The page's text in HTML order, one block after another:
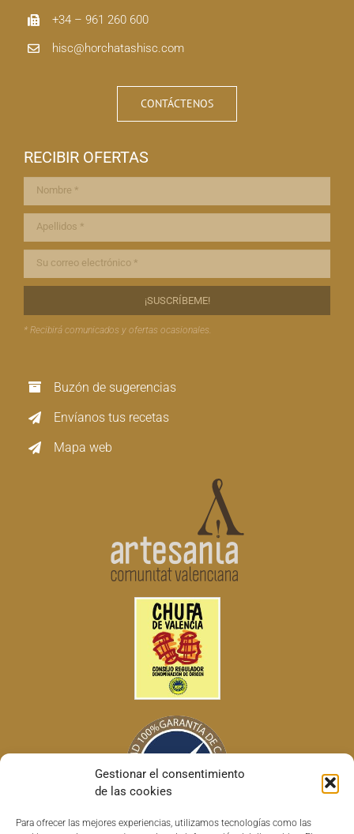
Gestionar el consentimiento
de las cookies
Para ofrecer las mejores experiencias, utilizamos tecnologías como las
+34 – 961 260 600
hisc@horchatashisc.com
CONTÁCTENOS
RECIBIR OFERTAS
* Recibirá comunicados y ofertas ocasionales.
Buzón de sugerencias
Envíanos tus recetas
Mapa web